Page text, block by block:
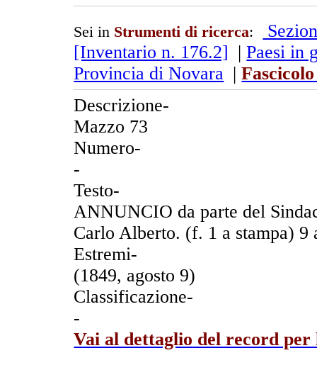
Sei in Strumenti di ricerca:
[Inventario n. 176.2] |Paesi in
Provincia di Novara |
Descrizione-
Mazzo 73
Numero-
-
Testo-
ANNUNCIO da parte del
Carlo Alberto. (f. 1 a stampa) 9
Estremi-
(1849, agosto 9)
Classificazione-
-
Vai al dettaglio del record per